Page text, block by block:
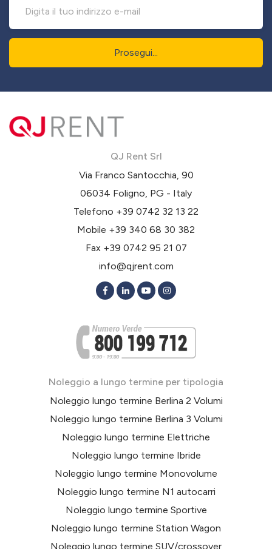
Prosegui...
QJ Rent Srl
Via Franco Santocchia, 90
06034 Foligno, PG - Italy
Telefono +39 0742 32 13 22
Mobile +39 340 68 30 382
Fax +39 0742 95 21 07
info@qjrent.com
Noleggio a lungo termine per tipologia
Noleggio lungo termine Berlina 2 Volumi
Noleggio lungo termine Berlina 3 Volumi
Noleggio lungo termine Elettriche
Noleggio lungo termine Ibride
Noleggio lungo termine Monovolume
Noleggio lungo termine N1 autocarri
Noleggio lungo termine Sportive
Noleggio lungo termine Station Wagon
Noleggio lungo termine SUV/crossover